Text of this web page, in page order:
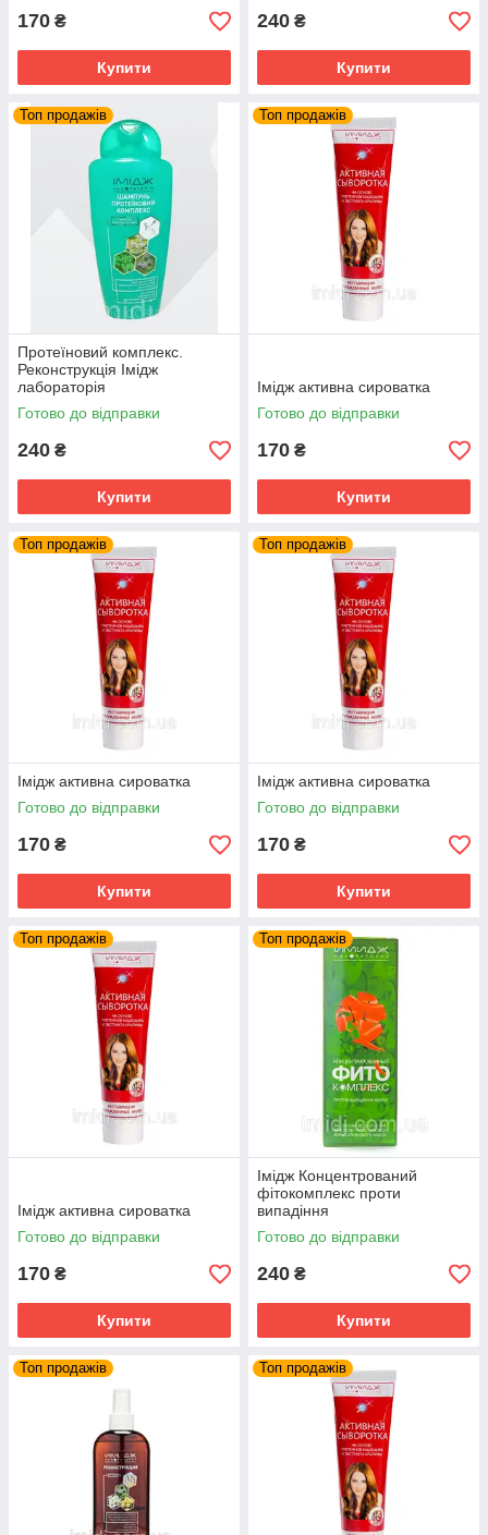
170 ₴
Купити
240 ₴
Купити
Топ продажів
Протеїновий комплекс.
Реконструкція Імідж
лабораторія
Готово до відправки
240 ₴
Купити
Топ продажів
Імідж активна сироватка
Готово до відправки
170 ₴
Купити
Топ продажів
Імідж активна сироватка
Готово до відправки
170 ₴
Купити
Топ продажів
Імідж активна сироватка
Готово до відправки
170 ₴
Купити
Топ продажів
Імідж активна сироватка
Готово до відправки
170 ₴
Купити
Топ продажів
Імідж Концентрований
фітокомплекс проти
випадіння
Готово до відправки
240 ₴
Купити
Топ продажів Топ продажів